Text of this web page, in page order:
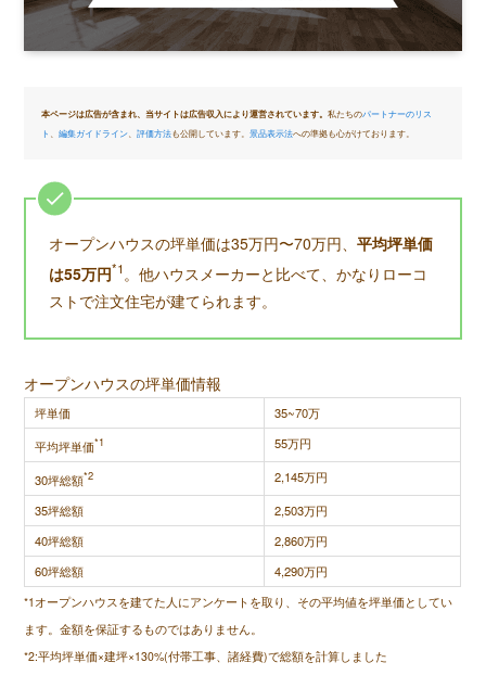
本ページは広告が含まれ、当サイトは広告収入により運営されています。私たちのパートナーのリス
ト 、編集ガイドライン、評価方法も公開しています。景品表示法への準拠も心がけております。
オープンハウスの坪単価は35万円〜70万円、平均坪単価
は55万円*1 。他ハウスメーカーと比べて、かなりローコ
ストで注文住宅が建てられます。
オープンハウスの坪単価情報
坪単価
35~70万
平均坪単価*1 55万円
30坪総額*2
2,145万円
35坪総額
2,503万円
40坪総額
2,860万円
60坪総額
4,290万円
*1オープンハウスを建てた人にアンケートを取り、その平均値を坪単価としてい
ます。金額を保証するものではありません。
*2:平均坪単価×建坪×130%(付帯工事、諸経費)で総額を計算しました